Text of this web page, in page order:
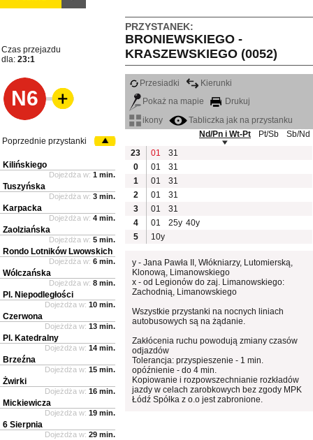
PRZYSTANEK:
BRONIEWSKIEGO -
KRASZEWSKIEGO (0052)
Czas przejazdu
dla: 23:1
N6
Przesiadki
Kierunki
Pokaż na mapie
Drukuj
ikony
Tabliczka jak na przystanku
Nd/Pn i Wt-Pt
Pt/Sb
Sb/Nd
23
01
31
0
01
31
1
01
31
2
01
31
3
01
31
4
01 25y 40y
5
10y
y - Jana Pawła II, Włókniarzy, Lutomierską,
Klonową, Limanowskiego
x - od Legionów do zaj. Limanowskiego:
Zachodnią, Limanowskiego
Wszystkie przystanki na nocnych liniach
autobusowych są na żądanie.
Zakłócenia ruchu powodują zmiany czasów
odjazdów
Tolerancja: przyspieszenie - 1 min.
opóźnienie - do 4 min.
Kopiowanie i rozpowszechnianie rozkładów
jazdy w celach zarobkowych bez zgody MPK
Łódź Spółka z o.o jest zabronione.
Poprzednie przystanki
Kilińskiego
Dojeżdża w: 1 min.
Tuszyńska
Dojeżdża w: 3 min.
Karpacka
Dojeżdża w: 4 min.
Zaolziańska
Dojeżdża w: 5 min.
Rondo Lotników Lwowskich
Dojeżdża w: 6 min.
Wólczańska
Dojeżdża w: 8 min.
Pl. Niepodległości
Dojeżdża w: 10 min.
Czerwona
Dojeżdża w: 13 min.
Pl. Katedralny
Dojeżdża w: 14 min.
Brzeźna
Dojeżdża w: 15 min.
Żwirki
Dojeżdża w: 16 min.
Mickiewicza
Dojeżdża w: 19 min.
6 Sierpnia
Dojeżdża w: 29 min.